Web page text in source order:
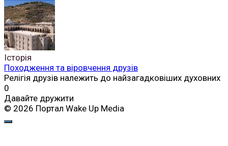
Історія
Походження та віровчення друзів
Релігія друзів належить до найзагадковіших духовних
0
Давайте дружити
© 2026 Портал Wake Up Media